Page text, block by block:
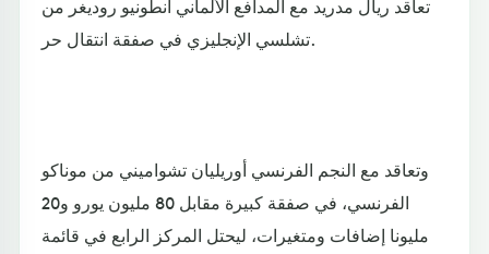
تعاقد ريال مدريد مع المدافع الألماني أنطونيو روديغر من
تشلسي الإنجليزي في صفقة انتقال حر.
وتعاقد مع النجم الفرنسي أوريليان تشواميني من موناكو
الفرنسي، في صفقة كبيرة مقابل 80 مليون يورو و20
مليونا إضافات ومتغيرات، ليحتل المركز الرابع في قائمة